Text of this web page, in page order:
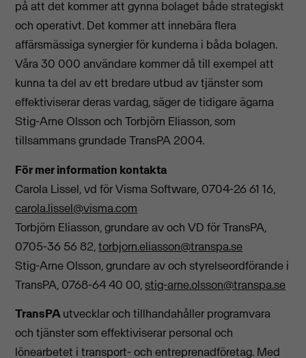
på att det kommer att gynna bolaget både strategiskt
och operativt. Det kommer att innebära flera
affärsmässiga synergier för kunderna i båda bolagen.
Våra 30 000 användare kommer då till exempel att
kunna ta del av ett bredare utbud av tjänster som
effektiviserar deras vardag, säger de tidigare ägarna
Stig-Arne Olsson och Torbjörn Eliasson, som
tillsammans grundade TransPA 2004.
För mer information kontakta
Carola Lissel, vd för Visma Software, 0704-26 61 16,
carola.lissel@visma.com
Torbjörn Eliasson, grundare av och VD för TransPA,
0705-36 56 82,torbjorn.eliasson@transpa.se
Stig-Arne Olsson, grundare av och styrelseordförande i
TransPA, 0768-64 40 00,stig-arne.olsson@transpa.se
TransPAutvecklar och tillhandahåller programvara
och tjänster som effektiviserar personal och
lönearbetet i transport- och entreprenadföretag. Med